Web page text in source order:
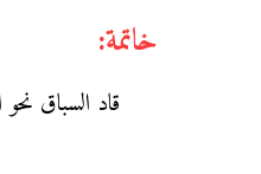
خاتمة:
قاد السباق